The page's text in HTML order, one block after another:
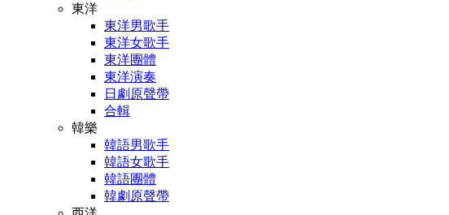
東洋
東洋男歌手
東洋女歌手
東洋團體
東洋演奏
日劇原聲帶
合輯
韓樂
韓語男歌手
韓語女歌手
韓語團體
韓劇原聲帶